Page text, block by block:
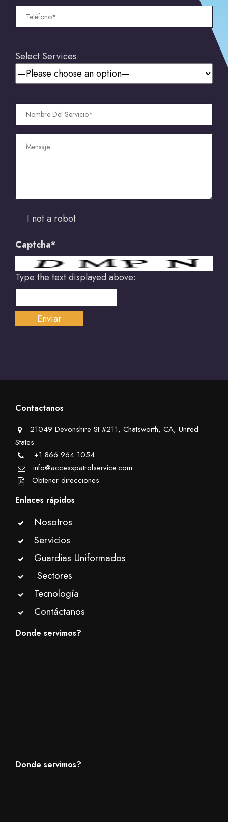
Select Services
I not a robot
Captcha*
Type the text displayed above:
Contactanos
21049 Devonshire St #211, Chatsworth, CA, United
States
+1 866 964 1054
info@accesspatrolservice.com
Obtener direcciones
Enlaces rápidos
Nosotros
Servicios
Guardias Uniformados
Sectores
Tecnología
Contáctanos
Donde servimos?
Donde servimos?